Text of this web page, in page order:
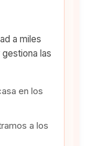
a miles
las
en los
a los